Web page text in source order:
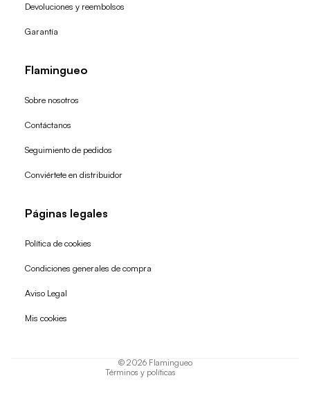
Devoluciones y reembolsos
Garantía
Flamingueo
Sobre nosotros
Contáctanos
Seguimiento de pedidos
Conviértete en distribuidor
Páginas legales
Política de cookies
Condiciones generales de compra
Aviso Legal
Mis cookies
© 2026 Flamingueo
Términos y políticas